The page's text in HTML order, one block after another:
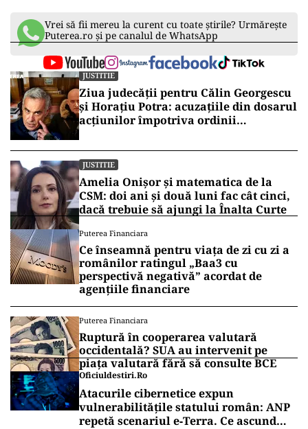
Vrei să fii mereu la curent cu toate știrile? Urmărește
Puterea.ro și pe canalul de WhatsApp
JUSTITIE
Ziua judecății pentru Călin Georgescu
și Horațiu Potra: acuzațiile din dosarul
acțiunilor împotriva ordinii
de la Înalta Curte
JUSTITIE
Amelia Onișor și matematica de la
CSM: doi ani și două luni fac cât cinci,
dacă trebuie să ajungi la Înalta Curte
Puterea Financiara
Ce înseamnă pentru viața de zi cu zi a
românilor ratingul „Baa3 cu
perspectivă negativă” acordat de
agențiile financiare
Puterea Financiara
Ruptură în cooperarea valutară
occidentală? SUA au intervenit pe
piața valutară fără să consulte BCE
Oficiuldestiri.ro
Atacurile cibernetice expun
vulnerabilitățile statului român: ANP
repetă scenariul e‑Terra. Ce ascund